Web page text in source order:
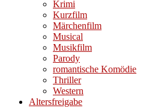
Krimi
Kurzfilm
Märchenfilm
Musical
Musikfilm
Parody
romantische Komödie
Thriller
Western
Altersfreigabe